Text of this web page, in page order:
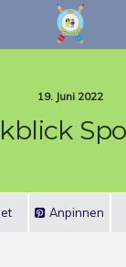
19. Juni 2022
Anpinnen